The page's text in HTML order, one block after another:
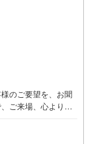
のご要望を、お聞
ご来場、心よりお
起こるであろうご